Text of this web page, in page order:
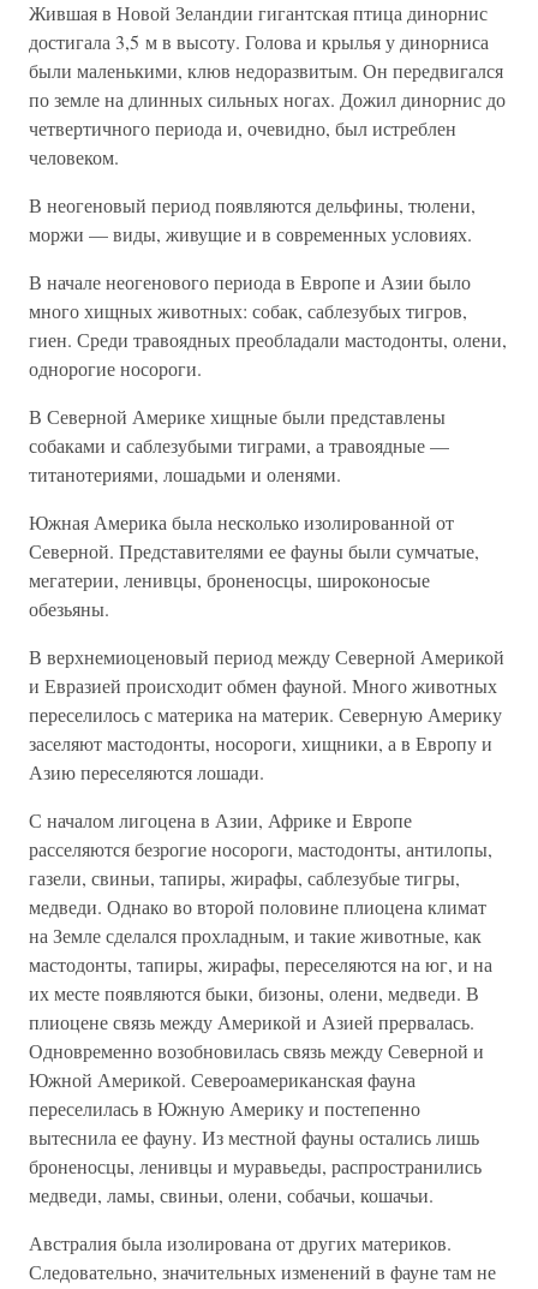
Жившая в Новой Зеландии гигантская птица динорнис
достигала 3,5 м в высоту. Голова и крылья у динорниса
были маленькими, клюв недоразвитым. Он передвигался
по земле на длинных сильных ногах. Дожил динорнис до
четвертичного периода и, очевидно, был истреблен
человеком.
В неогеновый период появляются дельфины, тюлени,
моржи — виды, живущие и в современных условиях.
В начале неогенового периода в Европе и Азии было
много хищных животных: собак, саблезубых тигров,
гиен. Среди травоядных преобладали мастодонты, олени,
однорогие носороги.
В Северной Америке хищные были представлены
собаками и саблезубыми тиграми, а травоядные —
титанотериями, лошадьми и оленями.
Южная Америка была несколько изолированной от
Северной. Представителями ее фауны были сумчатые,
мегатерии, ленивцы, броненосцы, широконосые
обезьяны.
В верхнемиоценовый период между Северной Америкой
и Евразией происходит обмен фауной. Много животных
переселилось с материка на материк. Северную Америку
заселяют мастодонты, носороги, хищники, а в Европу и
Азию переселяются лошади.
С началом лигоцена в Азии, Африке и Европе
расселяются безрогие носороги, мастодонты, антилопы,
газели, свиньи, тапиры, жирафы, саблезубые тигры,
медведи. Однако во второй половине плиоцена климат
на Земле сделался прохладным, и такие животные, как
мастодонты, тапиры, жирафы, переселяются на юг, и на
их месте появляются быки, бизоны, олени, медведи. В
плиоцене связь между Америкой и Азией прервалась.
Одновременно возобновилась связь между Северной и
Южной Америкой. Североамериканская фауна
переселилась в Южную Америку и постепенно
вытеснила ее фауну. Из местной фауны остались лишь
броненосцы, ленивцы и муравьеды, распространились
медведи, ламы, свиньи, олени, собачьи, кошачьи.
Австралия была изолирована от других материков.
Следовательно, значительных изменений в фауне там не